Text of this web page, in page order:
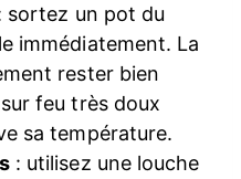
sortez un pot du
immédiatement. La
rester bien
feu très doux
sa température.
: utilisez une louche